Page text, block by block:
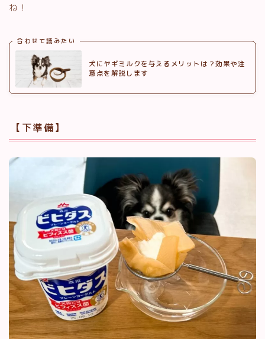
ね！
合わせて読みたい
犬にヤギミルクを与えるメリットは？効果や注
意点を解説します
【下準備】